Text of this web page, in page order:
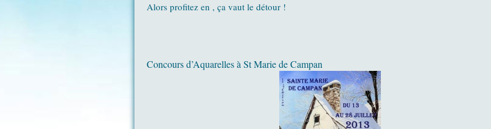
Alors profitez en , ça vaut le détour !
Concours d’Aquarelles à St Marie de Campan